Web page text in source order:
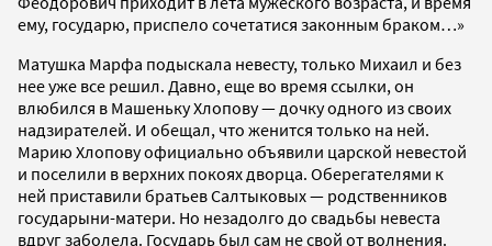
ему, государю, приспело сочетатися законным браком…»
Матушка Марфа подыскала невесту, только Михаил и без
нее уже все решил. Давно, еще во время ссылки, он
влюбился в Машеньку Хлопову — дочку одного из своих
надзирателей. И обещал, что женится только на ней.
Марию Хлопову официально объявили царской невестой
и поселили в верхних покоях дворца. Оберегателями к
ней приставили братьев Салтыковых — родственников
государыни-матери. Но незадолго до свадьбы невеста
вдруг заболела. Государь был сам не свой от волнения.